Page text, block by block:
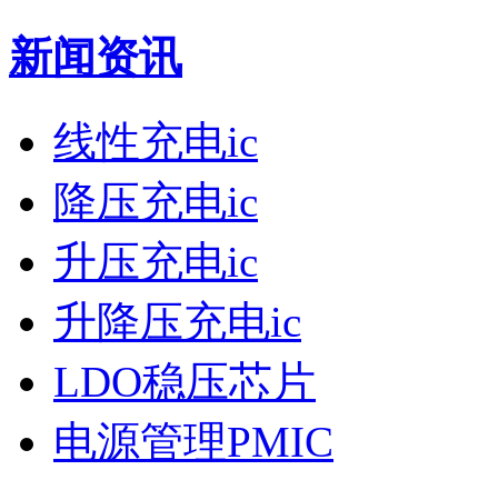
新闻资讯
线性充电ic
降压充电ic
升压充电ic
升降压充电ic
LDO稳压芯片
电源管理PMIC